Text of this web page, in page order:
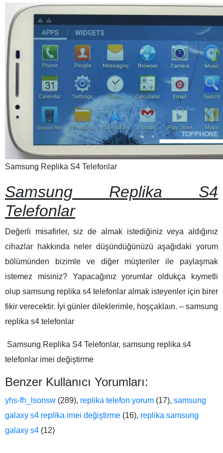
Samsung Replika S4 Telefonlar
Samsung Replika S4
Telefonlar
Değerli misafirler, siz de almak istediğiniz veya aldığınız
cihazlar hakkında neler düşündüğünüzü aşağıdaki yorum
bölümünden bizimle ve diğer müşteriler ile paylaşmak
istemez misiniz? Yapacağınız yorumlar oldukça kıymetli
olup samsung replika s4 telefonlar almak isteyenler için birer
fikir verecektir. İyi günler dileklerimle, hoşçaklaın. – samsung
replika s4 telefonlar
Samsung Replika S4 Telefonlar, samsung replika s4
telefonlar imei değiştirme
Benzer Kullanıcı Yorumları:
yhs-fh_lsonsw (289), replika telefon yorum (17), samsung
galaxy s4 replika imei değiştirme (16), replika samsung
galaxy s4 (12)